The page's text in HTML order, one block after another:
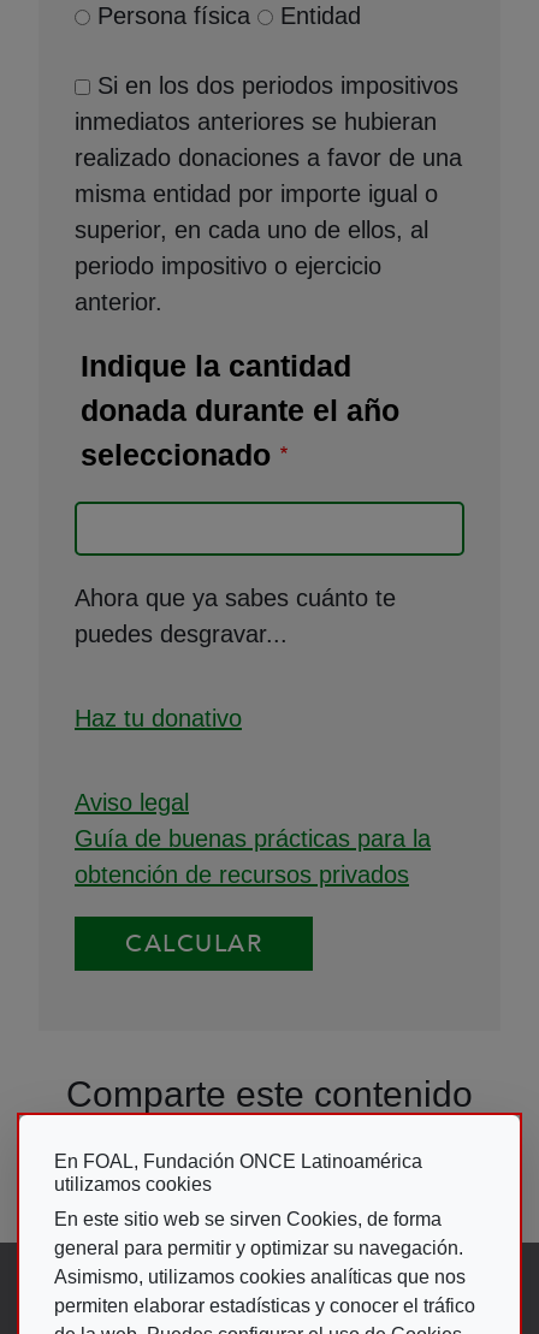
En FOAL, Fundación ONCE Latinoamérica
utilizamos cookies
En este sitio web se sirven Cookies, de forma
general para permitir y optimizar su navegación.
Asimismo, utilizamos cookies analíticas que nos
permiten elaborar estadísticas y conocer el tráfico
Persona física Entidad
Si en los dos periodos impositivos
inmediatos anteriores se hubieran
realizado donaciones a favor de una
misma entidad por importe igual o
superior, en cada uno de ellos, al
periodo impositivo o ejercicio
anterior.
Indique la cantidad
donada durante el año
seleccionado
Ahora que ya sabes cuánto te
puedes desgravar...
Haz tu donativo
Aviso legal
Guía de buenas prácticas para la
obtención de recursos privados
Comparte este contenido
Síguenos en: